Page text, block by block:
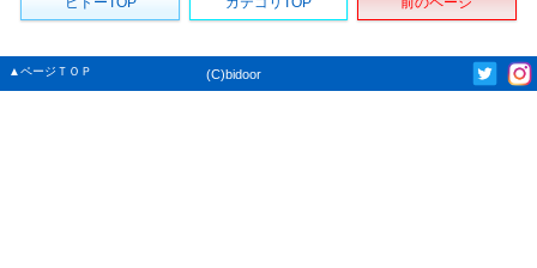
▲ページＴＯＰ (C)bidoor